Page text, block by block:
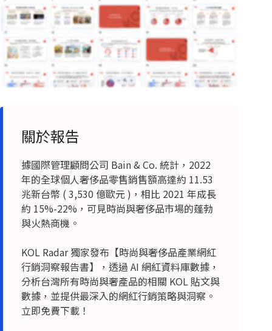
關於報告
據國際管理顧問公司 Bain & Co. 統計，2022
年的全球個人奢侈品零售銷售額高達約 11.53
兆新台幣 ( 3,530 億歐元 )，相比 2021 年成長
約 15%-22%，可見時尚與奢侈品市場的蓬勃
與火熱商機。
KOL Radar 獨家發布【時尚與奢侈品產業網紅
行銷洞察報告書】，透過 AI 網紅資料庫數據，
分析台灣所有時尚與奢產品的相關 KOL 貼文與
數據，並提供最深入的網紅行銷策略與洞察。
立即免費下載！